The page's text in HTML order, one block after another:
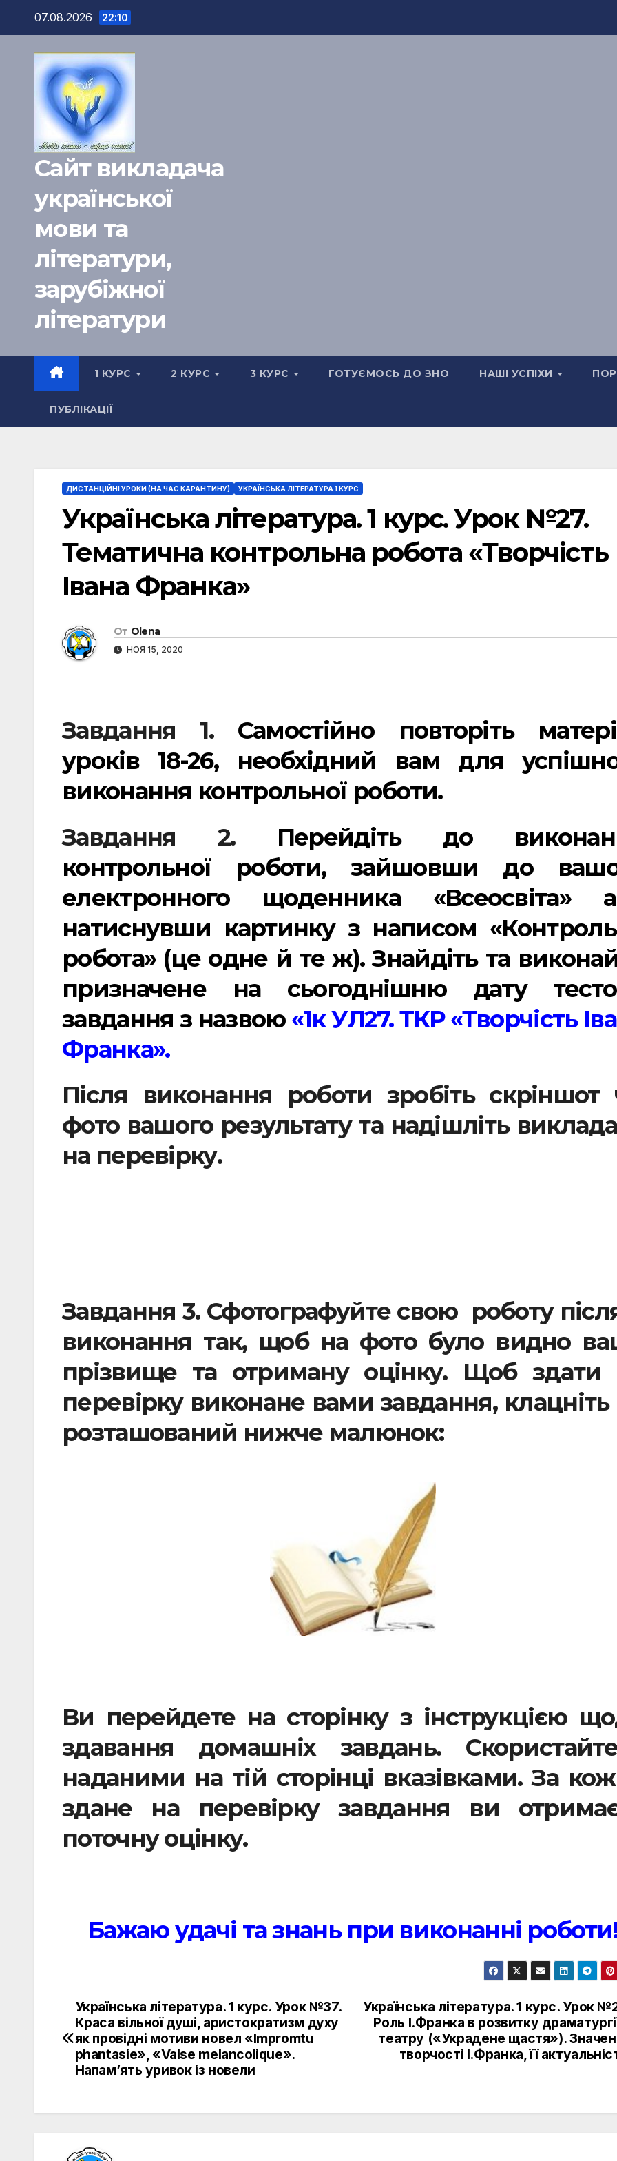
Перейти
содержимому
07.08.2026 22:10
Сайт викладача
української
мови та
літератури,
зарубіжної
літератури
1 КУРС 2 КУРС 3 КУРС ГОТУЄМОСЬ ДО ЗНО НАШІ УСПІХИ
ПУБЛІКАЦІЇ
ДИСТАНЦІЙНІ УРОКИ (НА ЧАС КАРАНТИНУ) УКРАЇНСЬКА ЛІТЕРАТУРА 1 КУРС
Українська література. 1 курс. Урок №27.
Тематична контрольна робота «Творчість
Івана Франка»
От Olena
НОЯ 15, 2020
Завдання 1. Самостійно повторіть
уроків 18-26, необхідний вам для
виконання контрольної роботи.
Завдання 2. Перейдіть до
контрольної роботи, зайшовши до
електронного щоденника «Всеосвіта»
натиснувши картинку з написом
робота» (це одне й те ж). Знайдіть та
призначене на сьогоднішню дату
завдання з назвою «1к УЛ27. ТКР «Творчість
Франка».
Після виконання роботи зробіть скріншот
фото вашого результату та надішліть
на перевірку.
Завдання 3. Сфотографуйте свою роботу після
виконання так, щоб на фото було видно
прізвище та отриману оцінку. Щоб здати
перевірку виконане вами завдання, клацніть
розташований нижче малюнок:
Ви перейдете на сторінку з інструкцією
здавання домашніх завдань.
наданими на тій сторінці вказівками. За
здане на перевірку завдання ви
поточну оцінку.
Бажаю удачі та знань при виконанні
Навигация
по
записям
Українська література. 1 курс. Урок
Роль І.Франка в розвитку
театру («Украдене щастя»).
творчості І.Франка, її
Українська література. 1 курс. Урок №37.
Краса вільної душі, аристократизм духу
як провідні мотиви новел «Іmpromtu
phantasie», «Valse melancolique».
Напам’ять уривок із новели